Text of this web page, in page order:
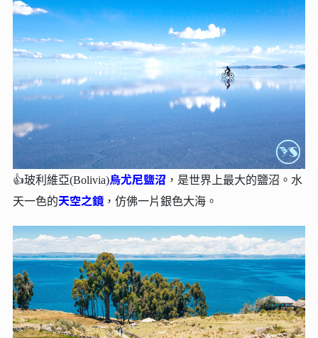
👍玻利維亞(Bolivia)烏尤尼鹽沼 ，是世界上最大的鹽沼。水
天一色的天空之鏡，仿佛一片銀色大海。